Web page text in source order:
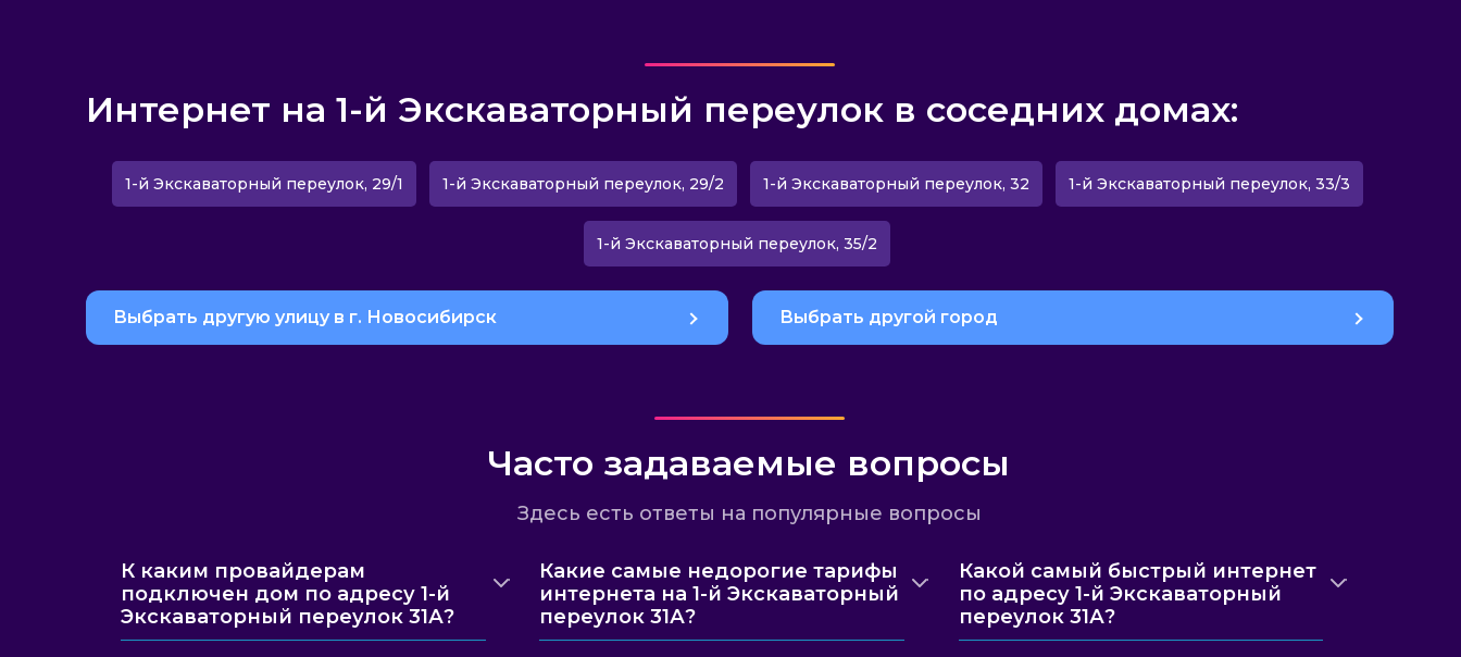
Интернет на 1-й Экскаваторный переулок в соседних домах:
1-й Экскаваторный переулок, 29/1 1-й Экскаваторный переулок, 29/2 1-й Экскаваторный переулок, 32 1-й Экскаваторный переулок, 33/3
1-й Экскаваторный переулок, 35/2
Выбрать другую улицу в г. Новосибирск Выбрать другой город
Часто задаваемые вопросы
Здесь есть ответы на популярные вопросы
К каким провайдерам
подключен дом по адресу 1-й
Экскаваторный переулок 31А?
Какие самые недорогие тарифы
интернета на 1-й Экскаваторный
переулок 31А?
Какой самый быстрый интернет
по адресу 1-й Экскаваторный
переулок 31А?